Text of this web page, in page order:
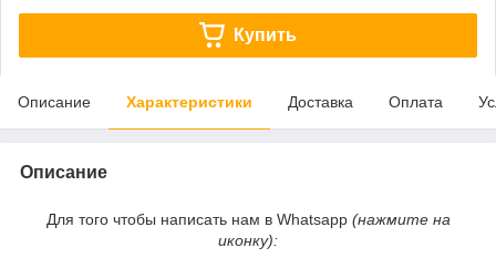
Купить
Описание Характеристики Доставка Оплата
Описание
Для того чтобы написать нам в Whatsapp (нажмите на
иконку):